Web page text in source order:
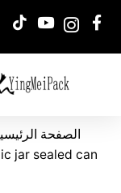
الصفحة
jar sealed can